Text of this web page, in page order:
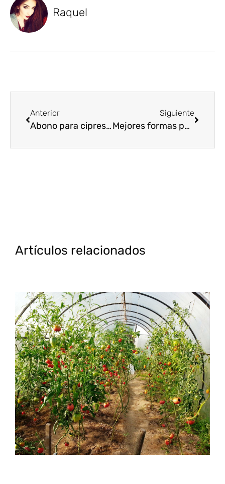
Raquel
Anterior
Abono para cipreses y nutrientes para un crecimiento saludable
Siguiente
Mejores formas para acelerar el crecimiento del olivo
Artículos relacionados